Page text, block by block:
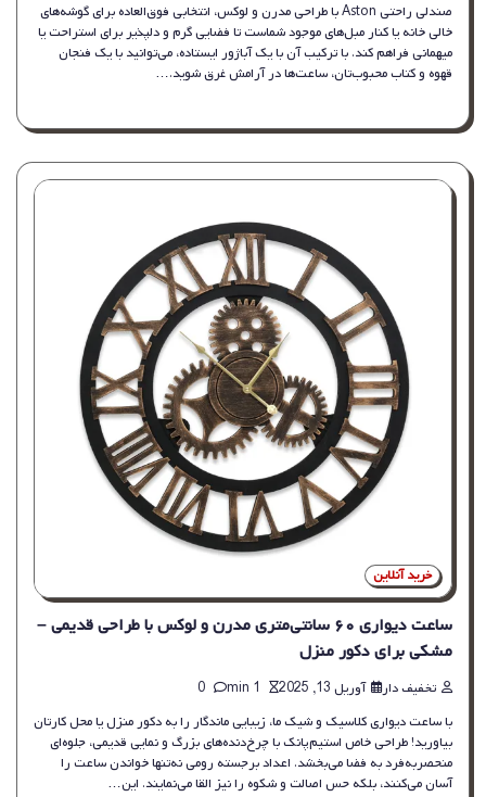
صندلی راحتی Aston با طراحی مدرن و لوکس، انتخابی فوق‌العاده برای گوشه‌های
خالی خانه یا کنار مبل‌های موجود شماست تا فضایی گرم و دلپذیر برای استراحت یا
میهمانی فراهم کند. با ترکیب آن با یک آباژور ایستاده، می‌توانید با یک فنجان
قهوه و کتاب محبوب‌تان، ساعت‌ها در آرامش غرق شوید.…
خرید آنلاین
ساعت دیواری ۶۰ سانتی‌متری مدرن و لوکس با طراحی قدیمی –
مشکی برای دکور منزل
تخفیف دار آوریل 13, 2025
با ساعت دیواری کلاسیک و شیک ما، زیبایی ماندگار را به دکور منزل یا محل کارتان
بیاورید! طراحی خاص استیم‌پانک با چرخ‌دنده‌های بزرگ و نمایی قدیمی، جلوه‌ای
منحصربه‌فرد به فضا می‌بخشد. اعداد برجسته رومی نه‌تنها خواندن ساعت را
آسان می‌کنند، بلکه حس اصالت و شکوه را نیز القا می‌نمایند. این…